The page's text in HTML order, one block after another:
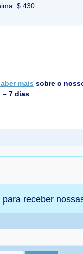
$ 430
mais sobre o
– 7 dias
receber